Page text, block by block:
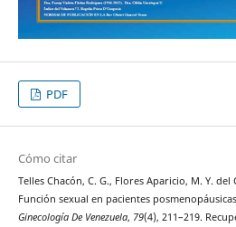
PDF
Cómo citar
Telles Chacón, C. G., Flores Aparicio, M. Y. del
Función sexual en pacientes
Ginecología De Venezuela, 79(4), 211–219.